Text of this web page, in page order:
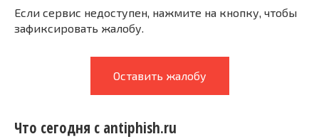
Если сервис недоступен, нажмите на кнопку, чтобы
зафиксировать жалобу.
Оставить жалобу
Что сегодня с antiphish.ru